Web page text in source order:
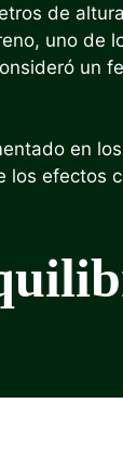
de
uno de
un
en
efectos